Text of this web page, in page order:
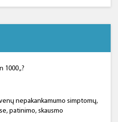
1000 „?
nepakankamumo simptomų,
patinimo, skausmo